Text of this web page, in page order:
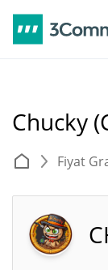
Chucky
Fiyat